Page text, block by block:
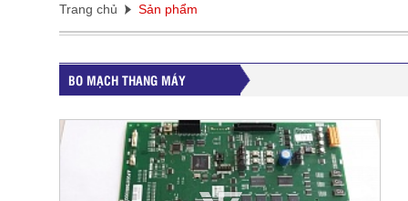
Trang chủ Sản phẩm
BO MẠCH THANG MÁY